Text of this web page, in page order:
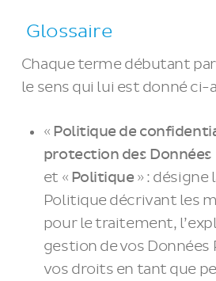
Glossaire
Chaque terme débutant
le sens qui lui est donné ci-
« Politique de
protection des Données
et « Politique » : désigne
Politique décrivant les
pour le traitement,
gestion de vos Données
vos droits en tant que